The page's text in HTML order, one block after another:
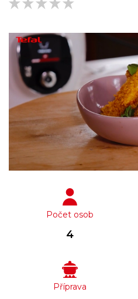
Počet osob
4
Příprava